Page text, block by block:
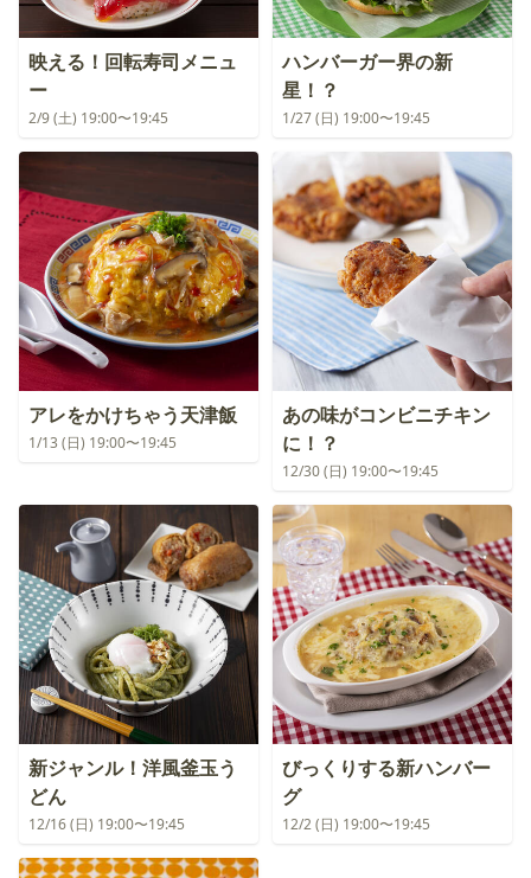
映える！回転寿司メニュ
ー
2/9 (土) 19:00〜19:45
ハンバーガー界の新
星！？
1/27 (日) 19:00〜19:45
アレをかけちゃう天津飯
1/13 (日) 19:00〜19:45
あの味がコンビニチキン
に！？
12/30 (日) 19:00〜19:45
新ジャンル！洋風釜玉う
どん
12/16 (日) 19:00〜19:45
びっくりする新ハンバー
グ
12/2 (日) 19:00〜19:45